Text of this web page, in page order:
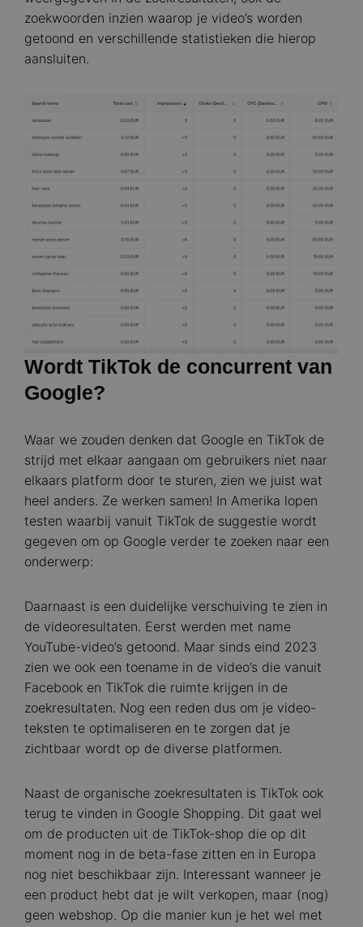
zoekwoorden inzien waarop je video’s worden
getoond en verschillende statistieken die hierop
aansluiten.
Image
Wordt TikTok de concurrent van
Google?
Waar we zouden denken dat Google en TikTok de
strijd met elkaar aangaan om gebruikers niet naar
elkaars platform door te sturen, zien we juist wat
heel anders. Ze werken samen! In Amerika lopen
testen waarbij vanuit TikTok de suggestie wordt
gegeven om op Google verder te zoeken naar een
onderwerp:
Daarnaast is een duidelijke verschuiving te zien in
de videoresultaten. Eerst werden met name
YouTube-video’s getoond. Maar sinds eind 2023
zien we ook een toename in de video’s die vanuit
Facebook en TikTok die ruimte krijgen in de
zoekresultaten. Nog een reden dus om je video-
teksten te optimaliseren en te zorgen dat je
zichtbaar wordt op de diverse platformen.
Naast de organische zoekresultaten is TikTok ook
terug te vinden in Google Shopping. Dit gaat wel
om de producten uit de TikTok-shop die op dit
moment nog in de beta-fase zitten en in Europa
nog niet beschikbaar zijn. Interessant wanneer je
een product hebt dat je wilt verkopen, maar (nog)
geen webshop. Op die manier kun je het wel met